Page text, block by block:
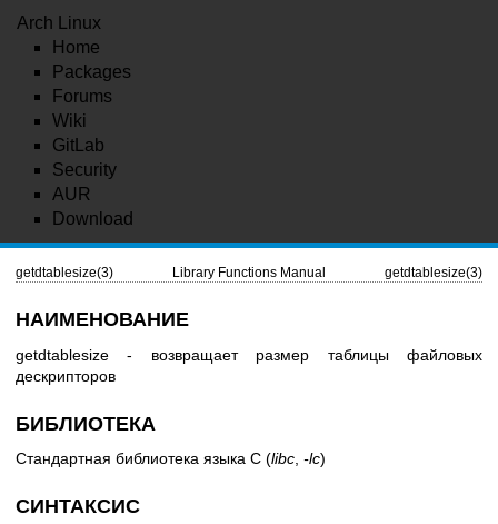
Arch Linux
Home
Packages
Forums
Wiki
GitLab
Security
AUR
Download
getdtablesize(3) Library Functions Manual getdtablesize(3)
НАИМЕНОВАНИЕ
getdtablesize - возвращает размер таблицы файловых
дескрипторов
БИБЛИОТЕКА
Стандартная библиотека языка C (libc -lc)
СИНТАКСИС